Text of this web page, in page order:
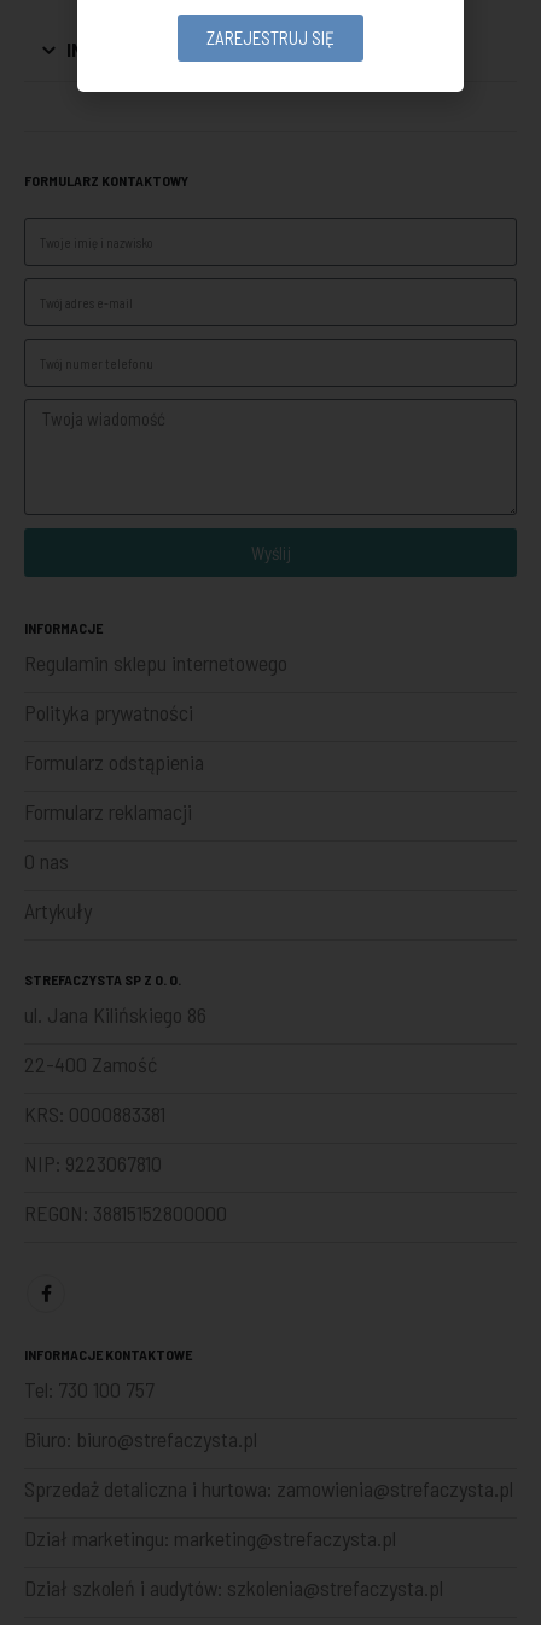
INFORMACJE DODATKOWE
FORMULARZ KONTAKTOWY
Wyślij
INFORMACJE
Regulamin sklepu internetowego
Polityka prywatności
Formularz odstąpienia
Formularz reklamacji
O nas
Artykuły
STREFACZYSTA SP Z O. O.
ul. Jana Kilińskiego 86
22-400 Zamość
KRS: 0000883381
NIP: 9223067810
REGON: 38815152800000
INFORMACJE KONTAKTOWE
Tel: 730 100 757
Biuro: biuro@strefaczysta.pl
Sprzedaż detaliczna i hurtowa: zamowienia@strefaczysta.pl
Dział marketingu: marketing@strefaczysta.pl
Dział szkoleń i audytów: szkolenia@strefaczysta.pl
ZAREJESTRUJ SIĘ